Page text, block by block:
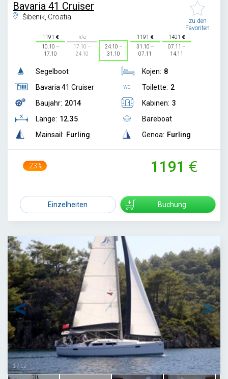
Bavaria 41 Cruiser
Šibenik, Croatia
zu den
Favoriten
1191
10.10 –
17.10
n/a
17.10 –
24.10
24.10 –
31.10
1191
31.10 –
07.11
1401
07.11 –
14.11
Segelboot
Bavaria 41 Cruiser
Baujahr: 2014
Länge: 12.35
Mainsail: Furling
Kojen: 8
Toilette: 2
Kabinen: 3
Bareboat
Genoa: Furling
-23% 1191
Einzelheiten Buchung
1 / 12